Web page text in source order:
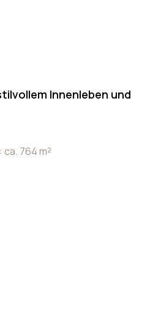
Innenleben und
764 m²